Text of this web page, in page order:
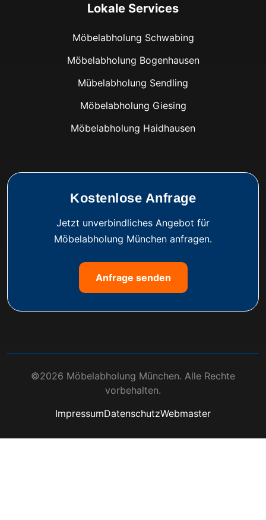
Lokale Services
Möbelabholung Schwabing
Möbelabholung Bogenhausen
Mübelabholung Sendling
Möbelabholung Giesing
Möbelabholung Haidhausen
Kostenlose Anfrage
Jetzt unverbindliches Angebot für
Möbelabholung München anfragen.
Anfrage senden
©2026 Möbelabholung München. Alle Rechte
vorbehalten.
ImpressumDatenschutzWebmaster